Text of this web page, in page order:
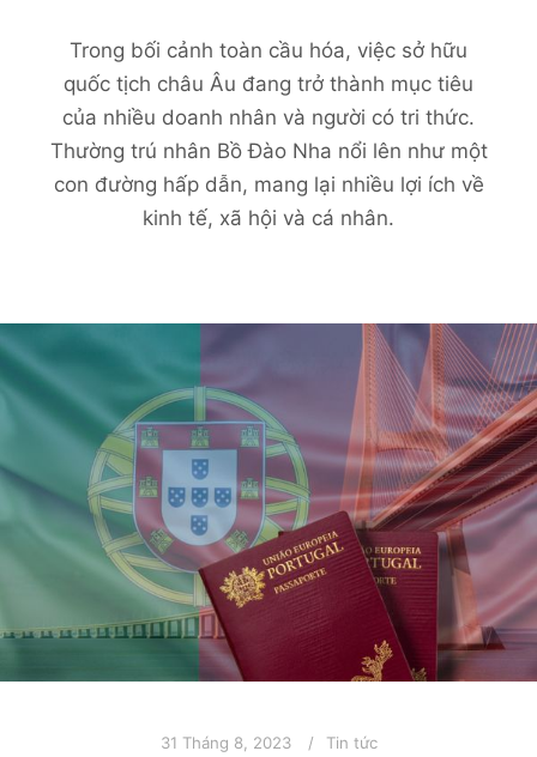
Trong bối cảnh toàn cầu hóa, việc sở hữu
quốc tịch châu Âu đang trở thành mục tiêu
của nhiều doanh nhân và người có tri thức.
Thường trú nhân Bồ Đào Nha nổi lên như một
con đường hấp dẫn, mang lại nhiều lợi ích về
kinh tế, xã hội và cá nhân.
31 Tháng 8, 2023 Tin tức